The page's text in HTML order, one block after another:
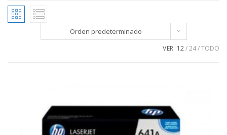
Orden predeterminado
VER 12 24 TODO